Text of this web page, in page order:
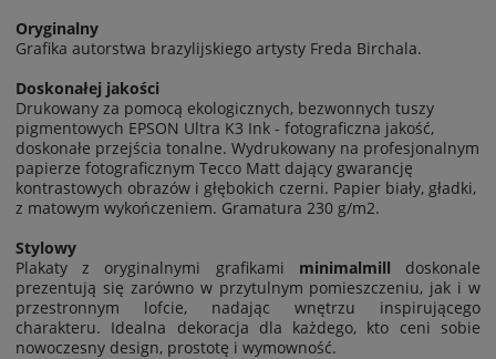
Oryginalny
Grafika autorstwa brazylijskiego artysty Freda Birchala.
Doskonałej jakości
Drukowany za pomocą ekologicznych, bezwonnych tuszy
pigmentowych EPSON Ultra K3 Ink - fotograficzna jakość,
doskonałe przejścia tonalne. Wydrukowany na profesjonalnym
papierze fotograficznym Tecco Matt dający gwarancję
kontrastowych obrazów i głębokich czerni. Papier biały, gładki,
z matowym wykończeniem. Gramatura 230 g/m2.
Stylowy
Plakaty z oryginalnymi grafikami minimalmill doskonale
prezentują się zarówno w przytulnym pomieszczeniu, jak i w
przestronnym lofcie, nadając wnętrzu inspirującego
charakteru. Idealna dekoracja dla każdego, kto ceni sobie
nowoczesny design, prostotę i wymowność.